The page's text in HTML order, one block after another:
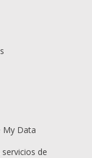
My Data
de